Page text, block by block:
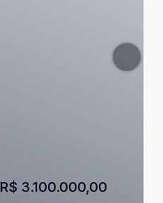
R$ 3.100.000,00